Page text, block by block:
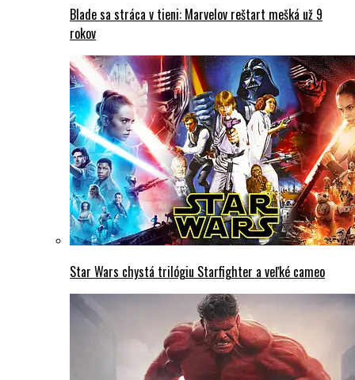
Blade sa stráca v tieni: Marvelov reštart mešká už 9
rokov
Star Wars chystá trilógiu Starfighter a veľké cameo